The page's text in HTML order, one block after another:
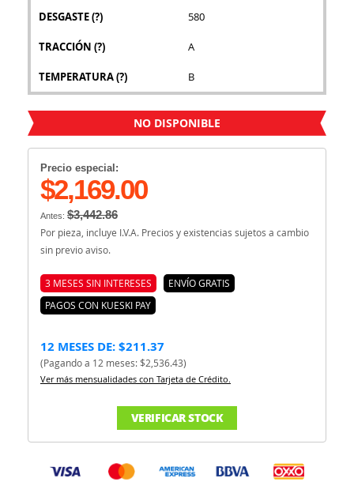
DESGASTE(?) 580
TRACCIÓN (?) A
TEMPERATURA(?) B
NO DISPONIBLE
Precio especial:
$2,169.00
Antes: $3,442.86
Por pieza, incluye I.V.A. Precios y existencias sujetos a cambio
sin previo aviso.
3 MESES SIN INTERESES
ENVÍO GRATIS
PAGOS CON KUESKI PAY
12 MESES DE: $211.37
(Pagando a 12 meses: $2,536.43)
Ver más mensualidades con Tarjeta de Crédito.
VERIFICAR STOCK